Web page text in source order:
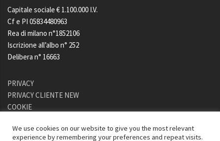
Capitale sociale € 1.100.000 I.V.
Cf e PI 05834480963
Rea di milano n°1852106
Iscrizione all’albo n° 252
Delibera n° 16663
PRIVACY
PRIVACY CLIENTE NEW
COOKIE
ESG
We use cookies on our website to give you the most relevant
experience by remembering your preferences and repeat visits.